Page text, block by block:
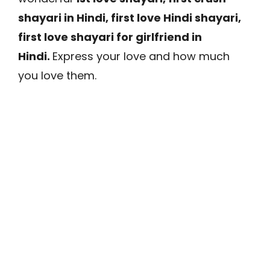
shayari in Hindi, first love Hindi shayari,
first love shayari for girlfriend in
Hindi. Express your love and how much
you love them.